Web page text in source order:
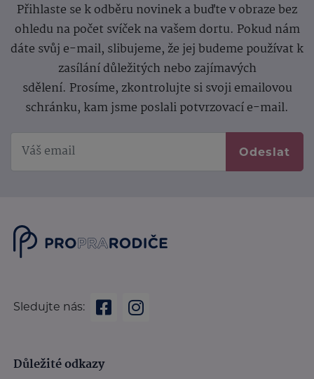
Přihlaste se k odběru novinek a buďte v obraze bez
ohledu na počet svíček na vašem dortu. Pokud nám
dáte svůj e-mail, slibujeme, že jej budeme používat k
zasílání důležitých nebo zajímavých
sdělení. Prosíme, zkontrolujte si svoji emailovou
schránku, kam jsme poslali potvrzovací e-mail.
Odeslat
Sledujte nás:
Důležité odkazy